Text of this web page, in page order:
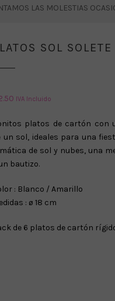
LAS MOLESTIAS
SOL SOLETE
IVA Incluido
platos de cartón con
un sol, ideales para una
de sol y nubes, una
bautizo.
: Blanco / Amarillo
: ø 18 cm
de 6 platos de cartón